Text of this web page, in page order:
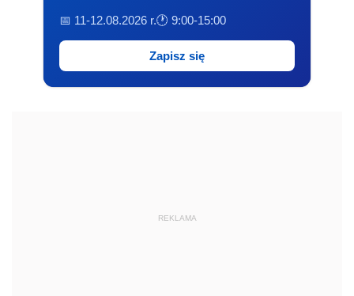
📅 11-12.08.2026 r.🕐 9:00-15:00
Zapisz się
REKLAMA